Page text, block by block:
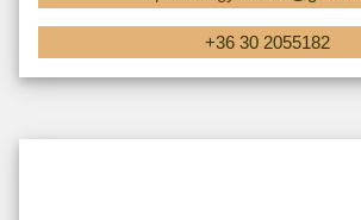
+36 30 2055182